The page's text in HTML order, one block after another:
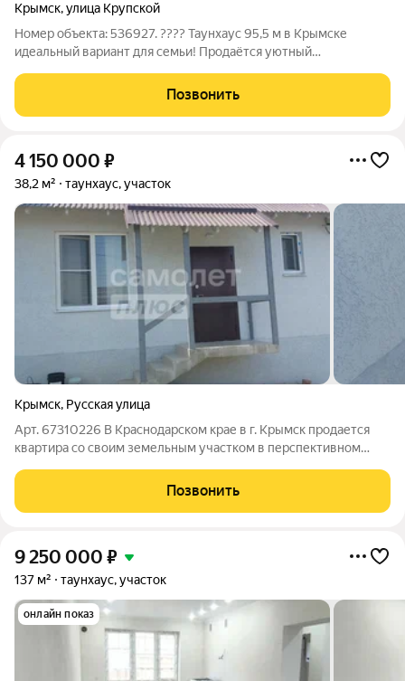
Крымск,улица Крупской
Номер объекта: 536927. ???? Таунхаус 95,5 м в Крымске
идеальный вариант для семьи! Продаётся уютный
Отличное сочетание цены, качества и комфорта подходит под
Позвонить
4 150 000 ₽
38,2 м² таунхаус, участок
Крымск, Русская улица
Арт. 67310226 В Краснодарском крае в г. Крымск продается
квартира со своим земельным участком в перспективном
можно приобрести в ипотеку по субсидированной % ставке от
11.5% годовых только в компании
Позвонить
9 250 000 ₽
137 м² таунхаус, участок
онлайн показ